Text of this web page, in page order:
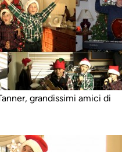
grandissimi amici di